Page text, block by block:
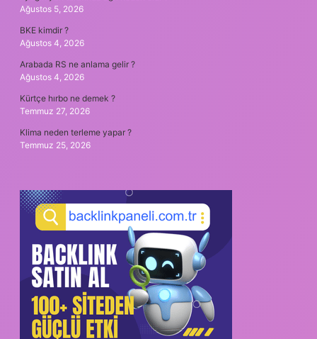
Ağustos 5, 2026
BKE kimdir ?
Ağustos 4, 2026
Arabada RS ne anlama gelir ?
Ağustos 4, 2026
Kürtçe hırbo ne demek ?
Temmuz 27, 2026
Klima neden terleme yapar ?
Temmuz 25, 2026